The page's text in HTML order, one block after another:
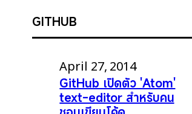
GITHUB
April 27, 2014
GitHub เปิดตัว 'Atom'
text-editor สำหรับคน